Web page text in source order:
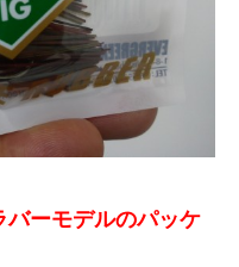
ーモデルのパッケ